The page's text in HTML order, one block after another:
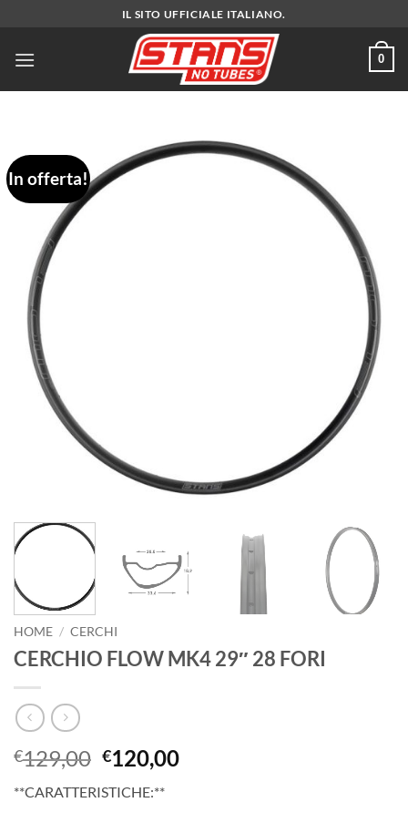
contenuti
IL SITO UFFICIALE ITALIANO.
0
In offerta!
HOME / CERCHI
CERCHIO FLOW MK4 29″ 28 FORI
€129,00 Il
prezzo
originale
€120,00Il
**CARATTERISTICHE:**